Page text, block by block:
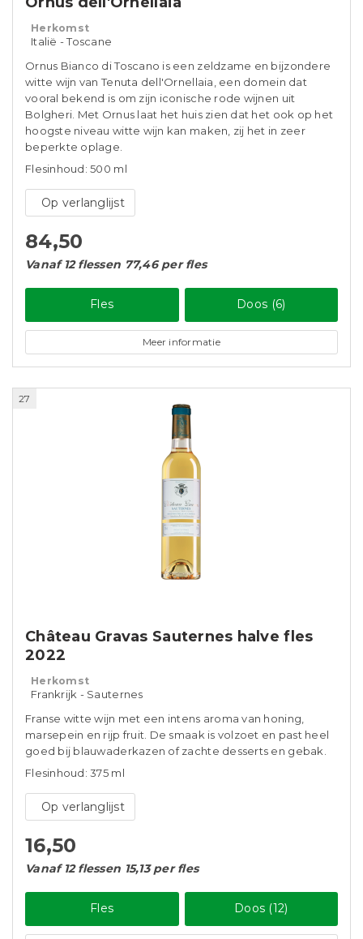
Herkomst
Italië - Toscane
Ornus Bianco di Toscano is een zeldzame en bijzondere
witte wijn van Tenuta dell'Ornellaia, een domein dat
vooral bekend is om zijn iconische rode wijnen uit
Bolgheri. Met Ornus laat het huis zien dat het ook op het
hoogste niveau witte wijn kan maken, zij het in zeer
beperkte oplage.
Flesinhoud: 500 ml
Op verlanglijst
84,50
Vanaf 12 flessen 77,46 per fles
Fles Doos (6)
Meer informatie
27
Château Gravas Sauternes halve fles
2022
Herkomst
Frankrijk - Sauternes
Franse witte wijn met een intens aroma van honing,
marsepein en rijp fruit. De smaak is volzoet en past heel
goed bij blauwaderkazen of zachte desserts en gebak.
Flesinhoud: 375 ml
Op verlanglijst
16,50
Vanaf 12 flessen 15,13 per fles
Fles Doos (12)